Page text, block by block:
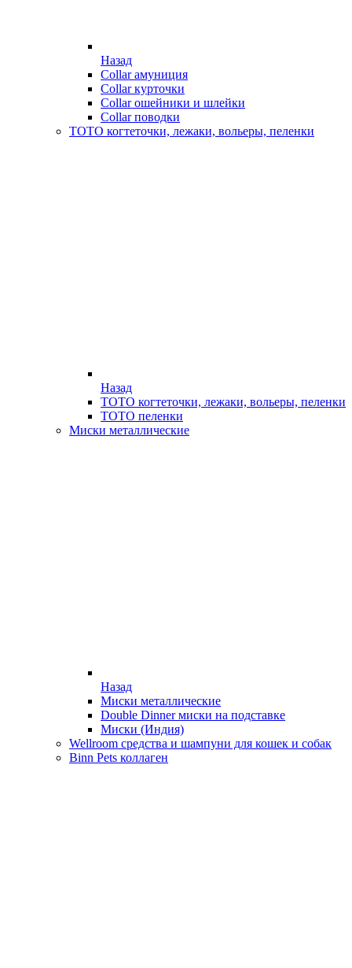
Назад
Collar амуниция
Collar курточки
Collar ошейники и шлейки
Collar поводки
ТОТО когтеточки, лежаки, вольеры, пеленки
Назад
ТОТО когтеточки, лежаки, вольеры, пеленки
ТОТО пеленки
Миски металлические
Назад
Миски металлические
Double Dinner миски на подставке
Миски (Индия)
Wellroom средства и шампуни для кошек и собак
Binn Pets коллаген